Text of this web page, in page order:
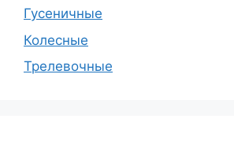
Гусеничные
Колесные
Трелевочные